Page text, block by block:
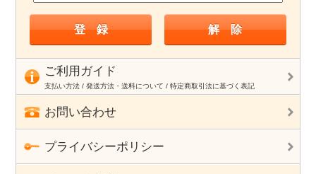
ご利用ガイド
支払い方法 / 発送方法・送料について / 特定商取引法に基づく表記
お問い合わせ
プライバシーポリシー